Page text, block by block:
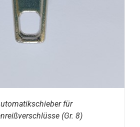
für
(Gr. 8)